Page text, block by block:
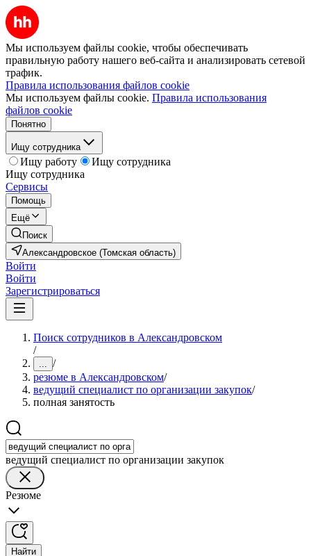
Мы используем файлы cookie, чтобы обеспечивать
правильную работу нашего веб-сайта и анализировать сетевой
трафик.
Правила использования файлов cookie
Мы используем файлы cookie. Правила использования
файлов cookie
Понятно
Ищу сотрудника
Ищу работу
Ищу сотрудника
Ищу сотрудника
Сервисы
Помощь
Ещё
Поиск
Александровское (Томская область)
Войти
Войти
Зарегистрироваться
Поиск сотрудников в Александровском
/
... /
резюме в Александровском/
ведущий специалист по организации закупок/
полная занятость
ведущий специалист по организации закупок
Резюме
Найти